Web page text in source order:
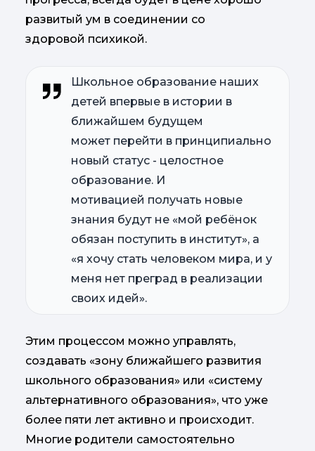
развитый ум в соединении со
здоровой психикой.
Школьное образование наших
детей впервые в истории в
ближайшем будущем
может перейти в принципиально
новый статус - целостное
образование. И
мотивацией получать новые
знания будут не «мой ребёнок
обязан поступить в институт», а
«я хочу стать человеком мира, и у
меня нет преград в реализации
своих идей».
Этим процессом можно управлять,
создавать «зону ближайшего развития
школьного образования» или «систему
альтернативного образования», что уже
более пяти лет активно и происходит.
Многие родители самостоятельно